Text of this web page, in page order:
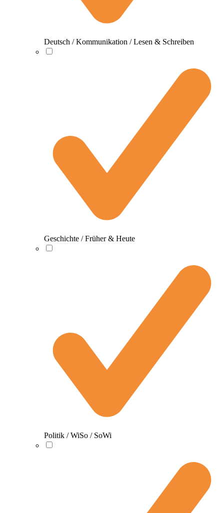
Deutsch / Kommunikation / Lesen & Schreiben
Geschichte / Früher & Heute
Politik / WiSo / SoWi